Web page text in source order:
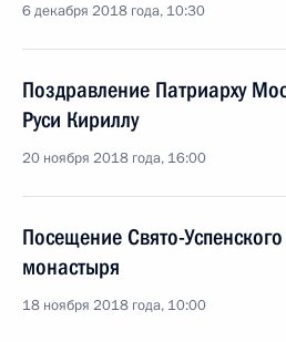
6 декабря 2018 года, 10:30
Поздравление Патриарху
Руси Кириллу
20 ноября 2018 года, 16:00
Посещение Свято-
монастыря
18 ноября 2018 года, 10:00